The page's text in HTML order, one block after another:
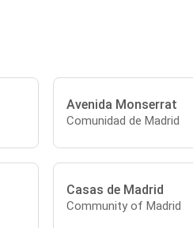
Avenida Monserrat
Comunidad de Madrid
Casas de Madrid
Community of Madrid